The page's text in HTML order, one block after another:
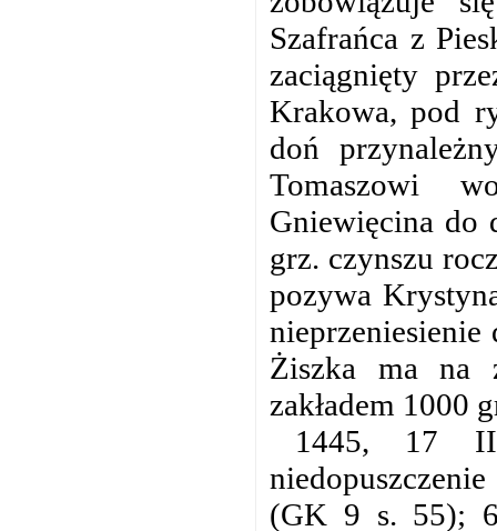
Szafrańca z
zaciągnięty
Krakowa, pod
doń
Tomaszowi
Gniewięcina
grz. czynszu
pozywa
Żiszka ma na
zakładem 1000
1445, 17
(GK 9 s. 55);